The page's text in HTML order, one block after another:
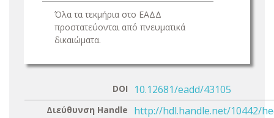
Όλα τα τεκμήρια στο ΕΑΔΔ
προστατεύονται από πνευματικά
δικαιώματα.
DOI 10.12681/eadd/43105
Διεύθυνση Handle http://hdl.handle.net/10442/